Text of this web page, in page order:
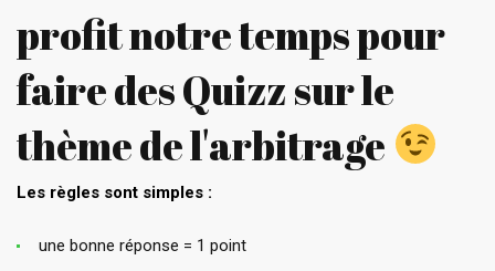
profit notre temps pour
faire des Quizz sur le
thème de l'arbitrage
Les règles sont simples :
une bonne réponse = 1 point